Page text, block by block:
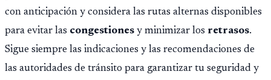
con anticipación y considera las rutas alternas disponibles
para evitar las congestiones y minimizar los retrasos.
Sigue siempre las indicaciones y las recomendaciones de
las autoridades de tránsito para garantizar tu seguridad y